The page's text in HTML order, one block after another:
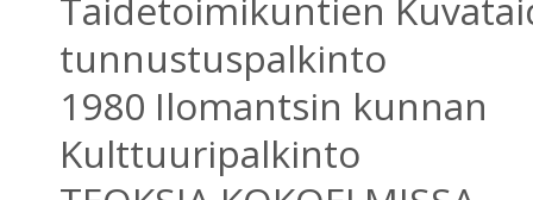
tunnustuspalkinto
1980 Ilomantsin kunnan
Kulttuuripalkinto